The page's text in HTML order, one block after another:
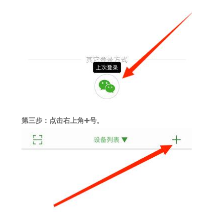
第三步：点击右上角➕号。